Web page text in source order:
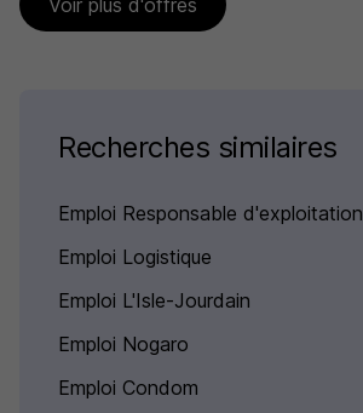
Voir plus d'offres
Recherches similaires
Emploi Responsable d'exploitation
Emploi Logistique
Emploi L'Isle-Jourdain
Emploi Nogaro
Emploi Condom